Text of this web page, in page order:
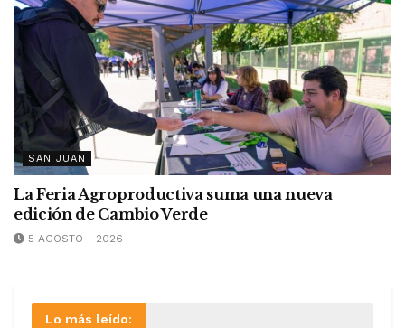
SAN JUAN
La Feria Agroproductiva suma una nueva
edición de Cambio Verde
5 AGOSTO - 2026
Lo más leído: